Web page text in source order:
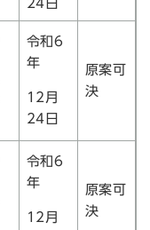
24日
令和6
年
12月
24日
原案可
決
令和6
年
12月
原案可
決